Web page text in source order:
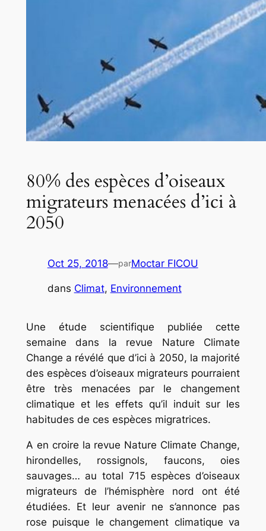
80% des espèces d’oiseaux
migrateurs menacées d’ici à
2050
Oct 25, 2018—parMoctar FICOU
dans Climat, Environnement
Une étude scientifique publiée cette
semaine dans la revue Nature Climate
Change a révélé que d’ici à 2050, la majorité
des espèces d’oiseaux migrateurs pourraient
être très menacées par le changement
climatique et les effets qu’il induit sur les
habitudes de ces espèces migratrices.
A en croire la revue Nature Climate Change,
hirondelles, rossignols, faucons, oies
sauvages… au total 715 espèces d’oiseaux
migrateurs de l’hémisphère nord ont été
étudiées. Et leur avenir ne s’annonce pas
rose puisque le changement climatique va